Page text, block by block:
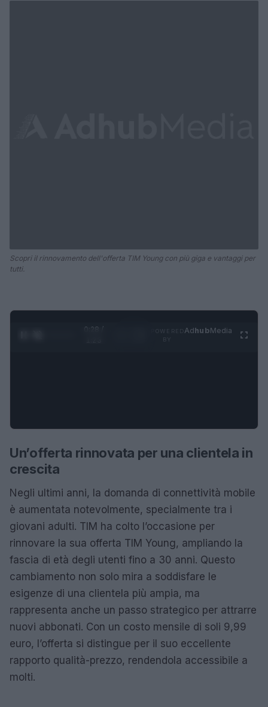
Scopri il rinnovamento dell'offerta TIM Young con più giga e vantaggi per
tutti.
0:29 /
AdhubMedia
Un’offerta rinnovata per una clientela in
crescita
Negli ultimi anni, la domanda di connettività mobile
è aumentata notevolmente, specialmente tra i
giovani adulti. TIM ha colto l’occasione per
rinnovare la sua offerta TIM Young, ampliando la
fascia di età degli utenti fino a 30 anni. Questo
cambiamento non solo mira a soddisfare le
esigenze di una clientela più ampia, ma
rappresenta anche un passo strategico per attrarre
nuovi abbonati. Con un costo mensile di soli 9,99
euro, l’offerta si distingue per il suo eccellente
rapporto qualità-prezzo, rendendola accessibile a
molti.